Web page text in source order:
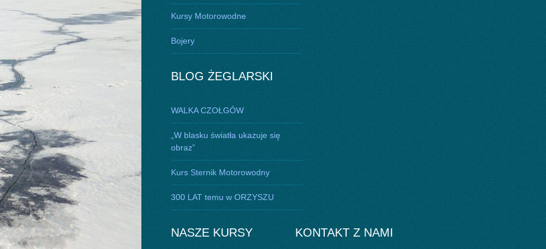
Kursy Motorowodne
Bojery
BLOG ŻEGLARSKI
WALKA CZOŁGÓW
„W blasku światła ukazuje się
obraz”
Kurs Sternik Motorowodny
300 LAT temu w ORZYSZU
NASZE KURSY KONTAKT Z NAMI